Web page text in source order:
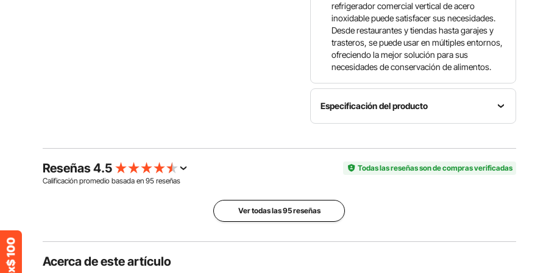
refrigerador comercial vertical de acero
inoxidable puede satisfacer sus necesidades.
Desde restaurantes y tiendas hasta garajes y
trasteros, se puede usar en múltiples entornos,
ofreciendo la mejor solución para sus
necesidades de conservación de alimentos.
Especificación del producto
de
del
Tipo de
artículo
3 puertas
ajuste de
33 ℉ a 41
60,42
de
Reseñas 4.5
Todas las reseñas son de compras verificadas
Calificación promedio basada en 95 reseñas
Ver todas las 95 reseñas
Acerca de este artículo